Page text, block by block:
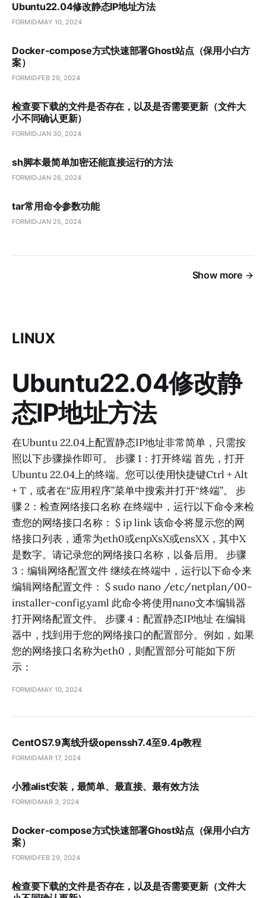
Ubuntu22.04修改静态IP地址方法
FORMID MAY 10, 2024
Docker-compose方式快速部署Ghost站点（保用小白方
案）
FORMID FEB 29, 2024
检查要下载的文件是否存在，以及是否需要更新（文件大
小不同确认更新）
FORMIDJAN 30, 2024
sh脚本最简单加密还能直接运行的方法
FORMIDJAN 26, 2024
tar常用命令参数功能
FORMIDJAN 25, 2024
Show more
LINUX
Ubuntu22.04修改静
态IP地址方法
在Ubuntu 22.04上配置静态IP地址非常简单，只需按
照以下步骤操作即可。 步骤 1：打开终端 首先，打开
Ubuntu 22.04上的终端。您可以使用快捷键Ctrl + Alt
+ T，或者在“应用程序”菜单中搜索并打开“终端”。 步
骤 2：检查网络接口名称 在终端中，运行以下命令来检
查您的网络接口名称： $ ip link 该命令将显示您的网
络接口列表，通常为eth0或enpXsX或ensXX，其中X
是数字。请记录您的网络接口名称，以备后用。 步骤
3：编辑网络配置文件 继续在终端中，运行以下命令来
编辑网络配置文件： $ sudo nano /etc/netplan/00-
installer-config.yaml 此命令将使用nano文本编辑器
打开网络配置文件。 步骤 4：配置静态IP地址 在编辑
器中，找到用于您的网络接口的配置部分。例如，如果
您的网络接口名称为eth0，则配置部分可能如下所
示：
FORMID MAY 10, 2024
CentOS7.9离线升级openssh7.4至9.4p教程
FORMID MAR 17, 2024
小雅alist安装，最简单、最直接、最有效方法
FORMID MAR 3, 2024
Docker-compose方式快速部署Ghost站点（保用小白方
案）
FORMID FEB 29, 2024
检查要下载的文件是否存在，以及是否需要更新（文件大